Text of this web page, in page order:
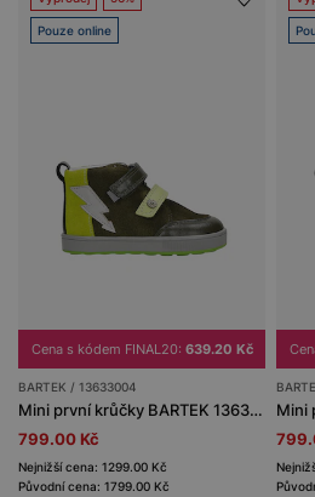
Pouze online
Cena s kódem FINAL20: 639.20 Kč
BARTEK / 13633004
Mini první krůčky BARTEK 13633004, pro chlapce, zelené
799.00 Kč
Nejnižší cena: 1299.00 Kč
Původní cena: 1799.00 Kč